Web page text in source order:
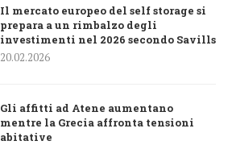
Il mercato europeo del self storage si
prepara a un rimbalzo degli
investimenti nel 2026 secondo Savills
20.02.2026
Gli affitti ad Atene aumentano
mentre la Grecia affronta tensioni
abitative